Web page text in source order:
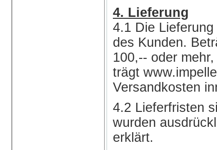
4. Lieferung
4.1 Die
des Kunden.
100,-- oder mehr,
trägt
Versandkosten
4.2 Lieferfristen
wurden
erklärt.